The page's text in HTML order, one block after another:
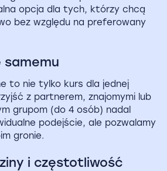
opcja dla tych, którzy chcą
bez względu na preferowany
samemu
to nie tylko kurs dla jednej
z partnerem, znajomymi lub
grupom (do 4 osób) nadal
podejście, ale pozwalamy
gronie.
i częstotliwość